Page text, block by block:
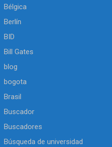
Bélgica
Berlín
BID
Bill Gates
blog
bogota
Brasil
Buscador
Buscadores
Búsqueda de universidad